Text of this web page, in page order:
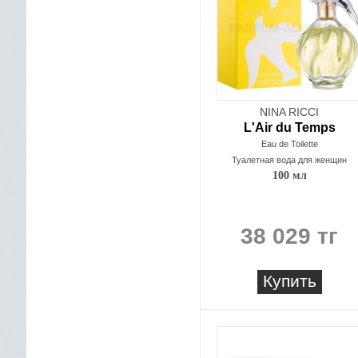
NINA RICCI
L'Air du Temps
Eau de Toilette
Туалетная вода для женщин
100 мл
38 029 тг
Купить